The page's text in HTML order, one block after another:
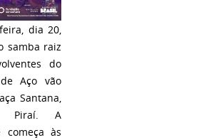
dia 20,
samba raiz
do
Aço vão
Santana,
Piraí. A
começa às